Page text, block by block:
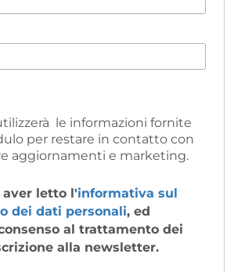
le informazioni fornite
per restare in contatto con
aggiornamenti e marketing.
aver letto l'informativa sul
dei dati personali, ed
al trattamento dei
alla newsletter.